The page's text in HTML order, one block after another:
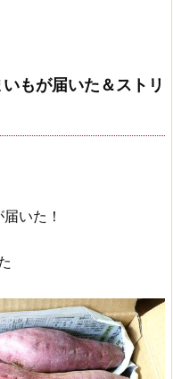
もが届いた＆ストリ
いた！